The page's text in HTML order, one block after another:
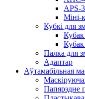
APS-
Міні-
Кубкі для
Палка для
Адаптар
Аўтамабільная
Папярэдне